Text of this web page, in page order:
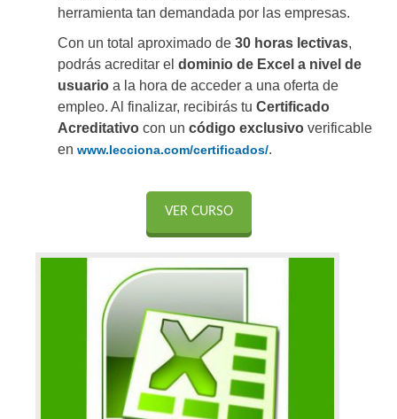
herramienta tan demandada por las empresas.
Con un total aproximado de 30 horas lectivas,
podrás acreditar el dominio de Excel a nivel de
usuario a la hora de acceder a una oferta de
empleo. Al finalizar, recibirás tu Certificado
Acreditativo con un código exclusivo verificable
en www.lecciona.com/certificados/.
VER CURSO